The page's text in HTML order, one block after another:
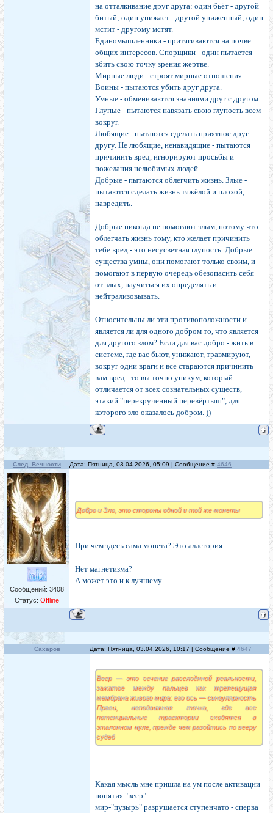
на отталкивание друг друга: один бьёт - другой
битый; один унижает - другой униженный; один
мстит - другому мстят.
Единомышленники - притягиваются на почве
общих интересов. Спорщики - один пытается
вбить свою точку зрения жертве.
Мирные люди - строят мирные отношения.
Воины - пытаются убить друг друга.
Умные - обмениваются знаниями друг с другом.
Глупые - пытаются навязать свою глупость всем
вокруг.
Любящие - пытаются сделать приятное друг
другу. Не любящие, ненавидящие - пытаются
причинить вред, игнорируют просьбы и
пожелания нелюбимых людей.
Добрые - пытаются облегчить жизнь. Злые -
пытаются сделать жизнь тяжёлой и плохой,
навредить.
Добрые никогда не помогают злым, потому что
облегчать жизнь тому, кто желает причинить
тебе вред - это несусветная глупость. Добрые
существа умны, они помогают только своим, и
помогают в первую очередь обезопасить себя
от злых, научиться их определять и
нейтрализовывать.
Относительны ли эти противоположности и
является ли для одного добром то, что является
для другого злом? Если для вас добро - жить в
системе, где вас бьют, унижают, травмируют,
вокруг одни враги и все стараются причинить
вам вред - то вы точно уникум, который
отличается от всех сознательных существ,
этакий "перекрученный перевёртыш", для
которого зло оказалось добром. ))
След_Вечности Дата: Пятница, 03.04.2026, 05:09 | Сообщение # 4646
Сообщений: 3408
Статус: Offline
Добро и Зло, это стороны одной и той же монеты
При чем здесь сама монета? Это аллегория.
Нет магнетизма?
А может это и к лучшему.....
Сахаров Дата: Пятница, 03.04.2026, 10:17 | Сообщение # 4647
Веер — это сечение расслоённой реальности,
зажатое между пальцев как трепещущая
мембрана живого мира: его ось — сингулярность
Прави, неподвижная точка, где все
потенциальные траектории сходятся в
эталонном нуле, прежде чем разойтись по вееру
судеб
Какая мысль мне пришла на ум после активации
понятия "веер":
мир-"пузырь" разрушается ступенчато - сперва